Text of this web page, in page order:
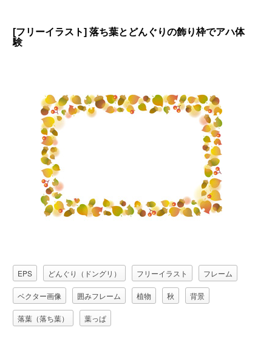
[フリーイラスト] 落ち葉とどんぐりの飾り枠でアハ体
験
EPS どんぐり（ドングリ） フリーイラスト フレーム
ベクター画像 囲みフレーム 植物 秋 背景
落葉（落ち葉） 葉っぱ